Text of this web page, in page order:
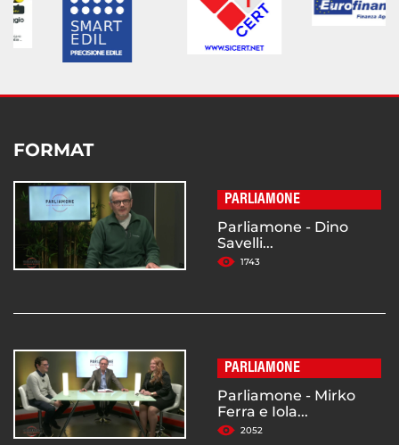
FORMAT
PARLIAMONE
Parliamone - Dino
Savelli...
1743
PARLIAMONE
Parliamone - Mirko
Ferra e Iola...
2052